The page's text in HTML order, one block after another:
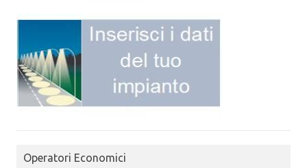
Operatori Economici